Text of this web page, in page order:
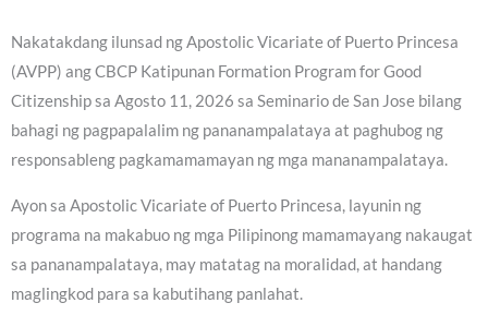
Nakatakdang ilunsad ng Apostolic Vicariate of Puerto Princesa
(AVPP) ang CBCP Katipunan Formation Program for Good
Citizenship sa Agosto 11, 2026 sa Seminario de San Jose bilang
bahagi ng pagpapalalim ng pananampalataya at paghubog ng
responsableng pagkamamamayan ng mga mananampalataya.
Ayon sa Apostolic Vicariate of Puerto Princesa, layunin ng
programa na makabuo ng mga Pilipinong mamamayang nakaugat
sa pananampalataya, may matatag na moralidad, at handang
maglingkod para sa kabutihang panlahat.